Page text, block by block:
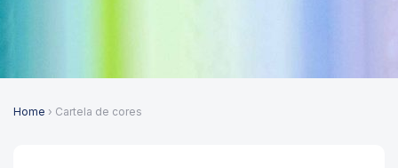
Home › Cartela de cores